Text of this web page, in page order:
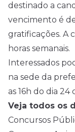
destinado a
vencimento é
gratificações. A
horas semanais.
Interessados
na sede da
as 16h do dia
Veja todos os
Concursos